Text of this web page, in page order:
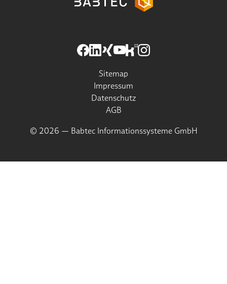
Sitemap
Impressum
Datenschutz
AGB
© 2026 — Babtec Informationssysteme GmbH